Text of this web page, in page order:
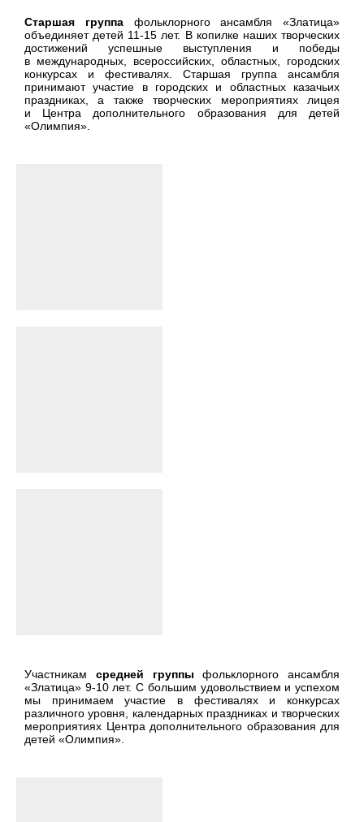
Старшая группа фольклорного ансамбля «Златица»
объединяет детей 11-15 лет. В копилке наших творческих
достижений успешные выступления и победы
в международных, всероссийских, областных, городских
конкурсах и фестивалях. Старшая группа ансамбля
принимают участие в городских и областных казачьих
праздниках, а также творческих мероприятиях лицея
и Центра дополнительного образования для детей
«Олимпия».
Участникам средней группы фольклорного ансамбля
«Златица» 9-10 лет. С большим удовольствием и успехом
мы принимаем участие в фестивалях и конкурсах
различного уровня, календарных праздниках и творческих
мероприятиях Центра дополнительного образования для
детей «Олимпия».